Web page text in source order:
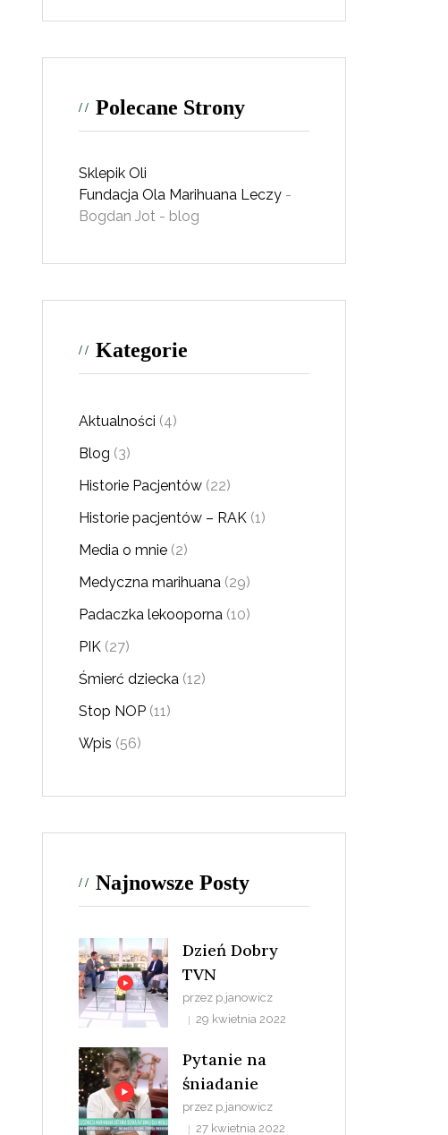
Polecane Strony
Sklepik Oli
Fundacja Ola Marihuana Leczy -
Bogdan Jot - blog
Kategorie
Aktualności (4)
Blog (3)
Historie Pacjentów (22)
Historie pacjentów – RAK (1)
Media o mnie (2)
Medyczna marihuana (29)
Padaczka lekooporna (10)
PIK (27)
Śmierć dziecka (12)
Stop NOP (11)
Wpis (56)
Najnowsze Posty
Dzień Dobry
TVN
przez p.janowicz
29 kwietnia 2022
Pytanie na
śniadanie
przez p.janowicz
27 kwietnia 2022